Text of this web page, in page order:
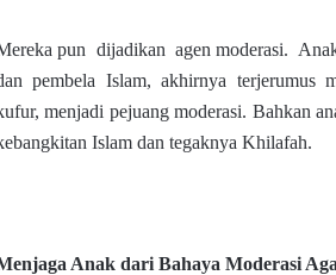
pun dijadikan agen moderasi.
pembela Islam, akhirnya terjerumus
menjadi pejuang moderasi. Bahkan
Islam dan tegaknya Khilafah.
Anak dari Bahaya Moderasi